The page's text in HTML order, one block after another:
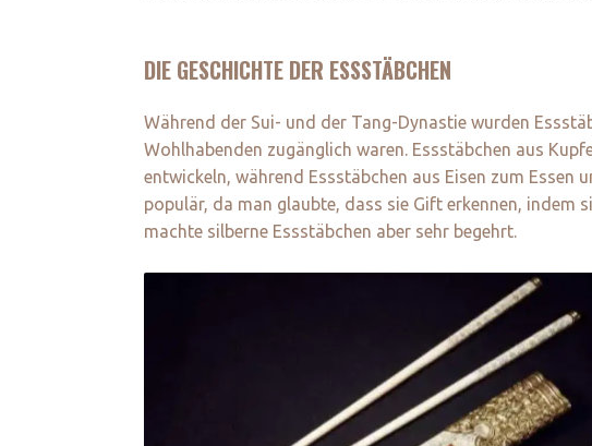
DIE GESCHICHTE DER ESSSTÄBCHEN
Während der Sui- und der Tang-Dynastie wurden
Wohlhabenden zugänglich waren. Essstäbchen aus
entwickeln, während Essstäbchen aus Eisen zum Essen
populär, da man glaubte, dass sie Gift erkennen, indem
machte silberne Essstäbchen aber sehr begehrt.